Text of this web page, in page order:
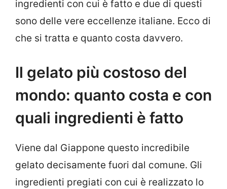
ingredienti con cui è fatto e due di questi
sono delle vere eccellenze italiane. Ecco di
che si tratta e quanto costa davvero.
Il gelato più costoso del
mondo: quanto costa e con
quali ingredienti è fatto
Viene dal Giappone questo incredibile
gelato decisamente fuori dal comune. Gli
ingredienti pregiati con cui è realizzato lo